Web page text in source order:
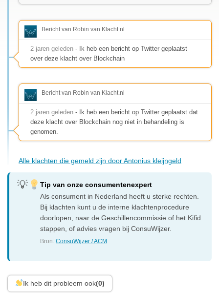
Bericht van Robin van Klacht.nl
2 jaren geleden - Ik heb een bericht op Twitter geplaatst
over deze klacht over Blockchain
Bericht van Robin van Klacht.nl
2 jaren geleden - Ik heb een bericht op Twitter geplaatst dat
deze klacht over Blockchain nog niet in behandeling is
genomen.
Alle klachten die gemeld zijn door Antonius kleijngeld
Tip van onze consumentenexpert
Als consument in Nederland heeft u sterke rechten.
Bij klachten kunt u de interne klachtenprocedure
doorlopen, naar de Geschillencommissie of het Kifid
stappen, of advies vragen bij ConsuWijzer.
Bron:ConsuWijzer / ACM
Ik heb dit probleem ook(0)